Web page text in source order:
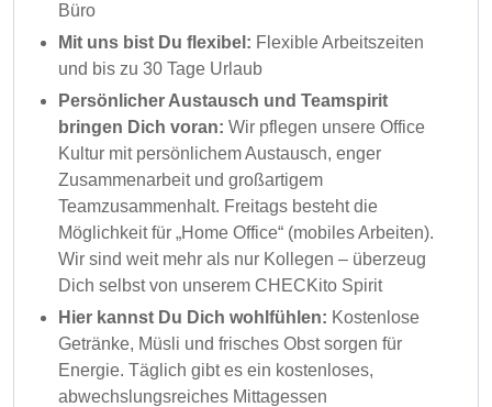
Büro
Mit uns bist Du flexibel: Flexible Arbeitszeiten
und bis zu 30 Tage Urlaub
Persönlicher Austausch und Teamspirit
bringen Dich voran: Wir pflegen unsere Office
Kultur mit persönlichem Austausch, enger
Zusammenarbeit und großartigem
Teamzusammenhalt. Freitags besteht die
Möglichkeit für „Home Office“ (mobiles Arbeiten).
Wir sind weit mehr als nur Kollegen – überzeug
Dich selbst von unserem CHECKito Spirit
Hier kannst Du Dich wohlfühlen: Kostenlose
Getränke, Müsli und frisches Obst sorgen für
Energie. Täglich gibt es ein kostenloses,
abwechslungsreiches Mittagessen